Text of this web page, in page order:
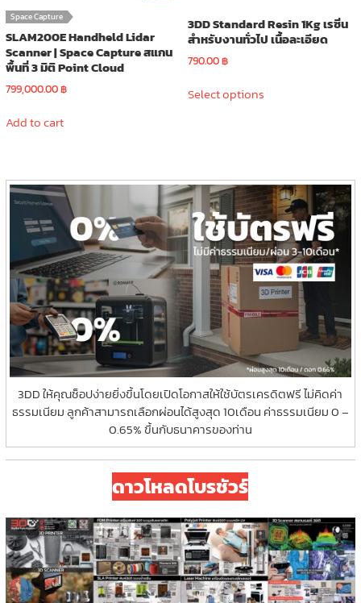
Space Capture
SLAM200E Handheld Lidar
Scanner | Space Capture สแกน
พื้นที่ 3 มิติ Point Cloud
799,000.00฿
Add to cart
3DD Standard Resin 1Kg เรซิ่น
สำหรับงานทั่วไป เนื้อละเอียด
790.00฿
Select optionsproduct
options
may
be
chosen
on
the
product
page
3DD ให้คุณช็อปง่ายยิ่งขึ้นโดยเปิดโอกาสให้ใช้บัตรเครดิตฟรี ไม่คิดค่า
ธรรมเนียม ลูกค้าสามารถเลือกผ่อนได้สูงสุด 10เดือน ค่าธรรมเนียม 0 –
0.65% ขึ้นกับธนาคารของท่าน
ดาวโหลดโบรชัวร์